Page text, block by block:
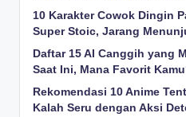
10 Karakter Cowok Dingin
Super Stoic, Jarang
Daftar 15 AI Canggih yang
Saat Ini, Mana Favorit
Rekomendasi 10 Anime
Kalah Seru dengan Aksi